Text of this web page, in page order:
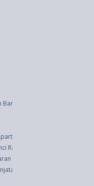
Rambut Seluruhnya
di Rumah
Republik Indonesia (UU 2